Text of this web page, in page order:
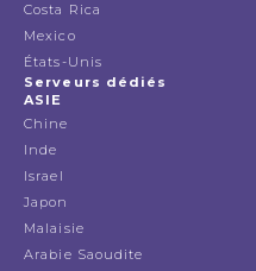
Costa Rica
Mexico
États-Unis
Serveurs dédiés
ASIE
Chine
Inde
Israel
Japon
Malaisie
Arabie Saoudite